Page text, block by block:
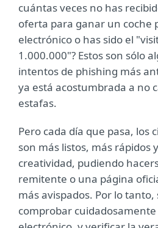
cuántas veces no has
oferta para ganar un coche
electrónico o has sido el
1.000.000"? Estos son sólo
intentos de phishing más
ya está acostumbrada a no
estafas.
Pero cada día que pasa, los
son más listos, más rápidos
creatividad, pudiendo
remitente o una página
más avispados. Por lo
comprobar